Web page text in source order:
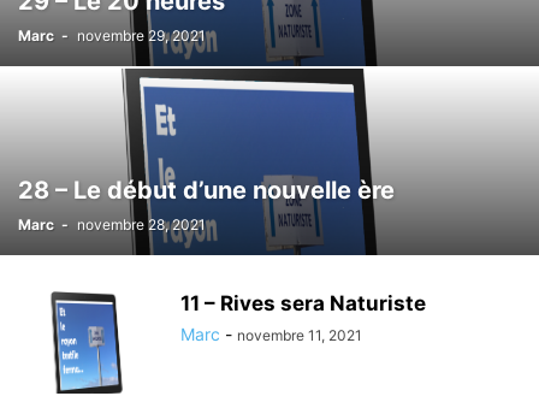
Marc - novembre 29, 2021
28 – Le début d’une nouvelle ère
Marc - novembre 28, 2021
11 – Rives sera Naturiste
Marc - novembre 11, 2021